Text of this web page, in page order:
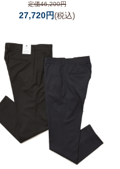
定価46,200円
27,720円(税込)